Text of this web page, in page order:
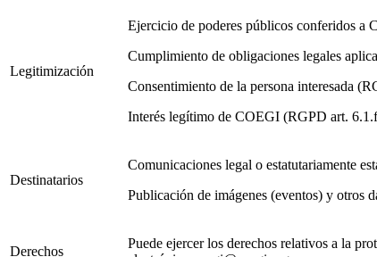
Legitimización
Ejercicio de poderes públicos conferidos a
Cumplimiento de obligaciones legales
Consentimiento de la persona interesada
Interés legítimo de COEGI (RGPD art.
Destinatarios
Comunicaciones legal o estatutariamente
Publicación de imágenes (eventos) y otros
Derechos
Puede ejercer los derechos relativos a la